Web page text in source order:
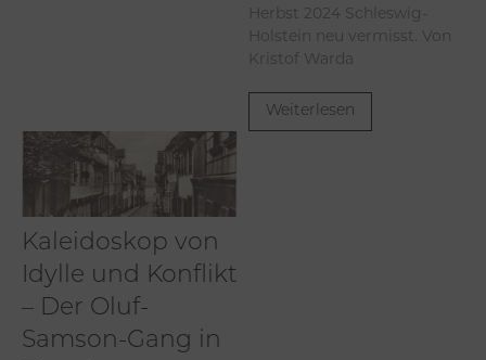
Herbst 2024 Schleswig-
Holstein neu vermisst. Von
Kristof Warda
Weiterlesen
Kaleidoskop von
Idylle und Konflikt
– Der Oluf-
Samson-Gang in